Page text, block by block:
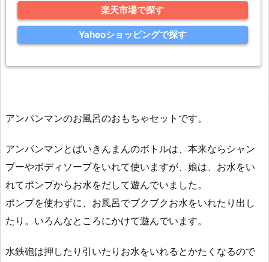
楽天市場で探す
Yahooショッピングで探す
アンパンマンのお風呂のおもちゃセットです。
アンパンマンとばいきんまんのボトルは、本来ならシャン
プーやボディソープをいれて使いますが、娘は、お水をい
れてポンプからお水をだして遊んでいました。
ポンプを使わずに、お風呂でブクブクお水をいれたり出し
たり。いろんなところにかけて遊んでいます。
水鉄砲は押したり引いたりお水をいれるとかたくなるので